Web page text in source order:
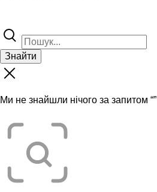
Знайти
Ми не знайшли нічого за запитом “”